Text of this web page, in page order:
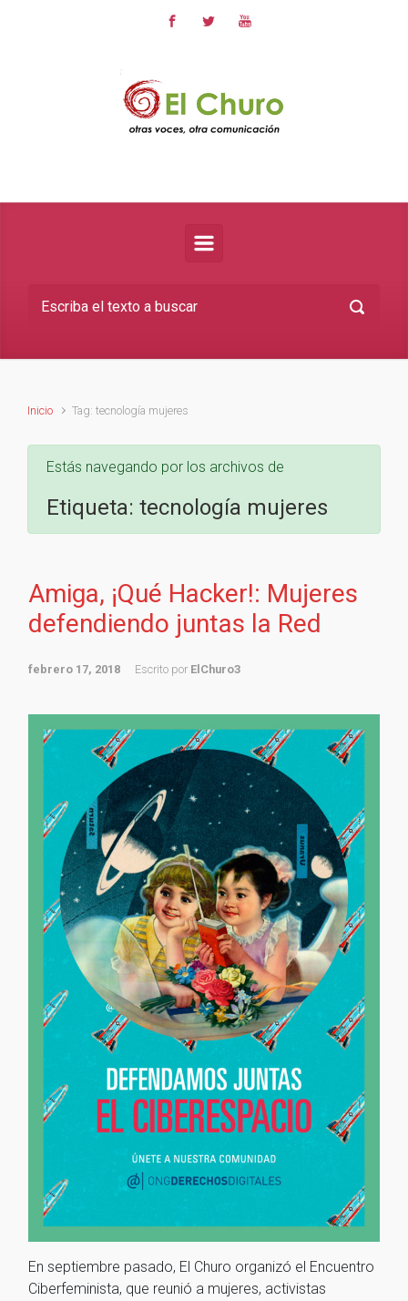
Saltar al contenido principal
Inicio Tag: tecnología mujeres
Estás navegando por los archivos de
Etiqueta: tecnología mujeres
Amiga, ¡Qué Hacker!: Mujeres
defendiendo juntas la Red
febrero 17, 2018 Escrito por ElChuro3
En septiembre pasado, El Churo organizó el Encuentro
Ciberfeminista, que reunió a mujeres, activistas